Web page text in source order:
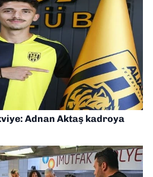
Adnan Aktaş kadroya